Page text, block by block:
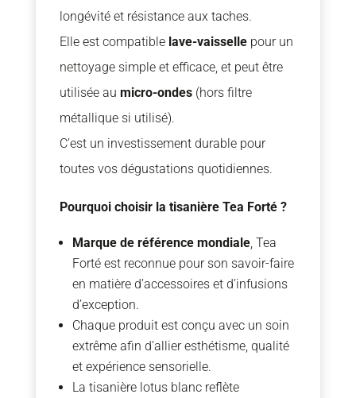
longévité et résistance aux taches.
Elle est compatible lave-vaissellepour un
nettoyage simple et efficace, et peut être
utilisée au micro-ondes(hors filtre
métallique si utilisé).
C’est un investissement durable pour
toutes vos dégustations quotidiennes.
Pourquoi choisir la tisanière Tea Forté ?
Marque de référence mondiale, Tea
Forté est reconnue pour son savoir-faire
en matière d’accessoires et d’infusions
d’exception.
Chaque produit est conçu avec un soin
extrême afin d’allier esthétisme, qualité
et expérience sensorielle.
La tisanière lotus blanc reflète